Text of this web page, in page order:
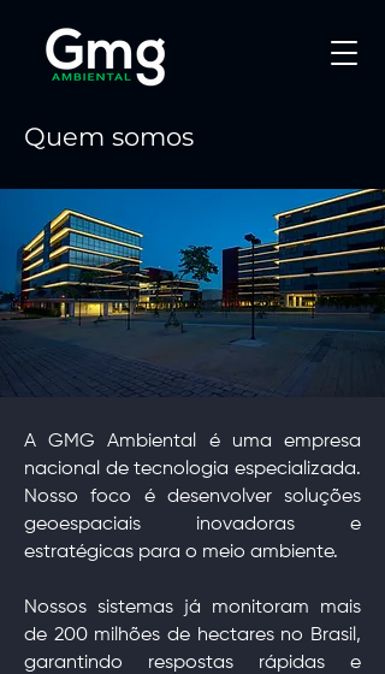
Quem somos
A GMG Ambiental é uma empresa
nacional de tecnologia especializada.
Nosso foco é desenvolver soluções
geoespaciais inovadoras e
estratégicas para o meio ambiente.
Nossos sistemas já monitoram mais
de 200 milhões de hectares no Brasil,
garantindo respostas rápidas e